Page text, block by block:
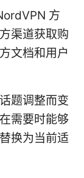
方
渠道获取购
文档和用户
题调整而变
需要时能够
换为当前适